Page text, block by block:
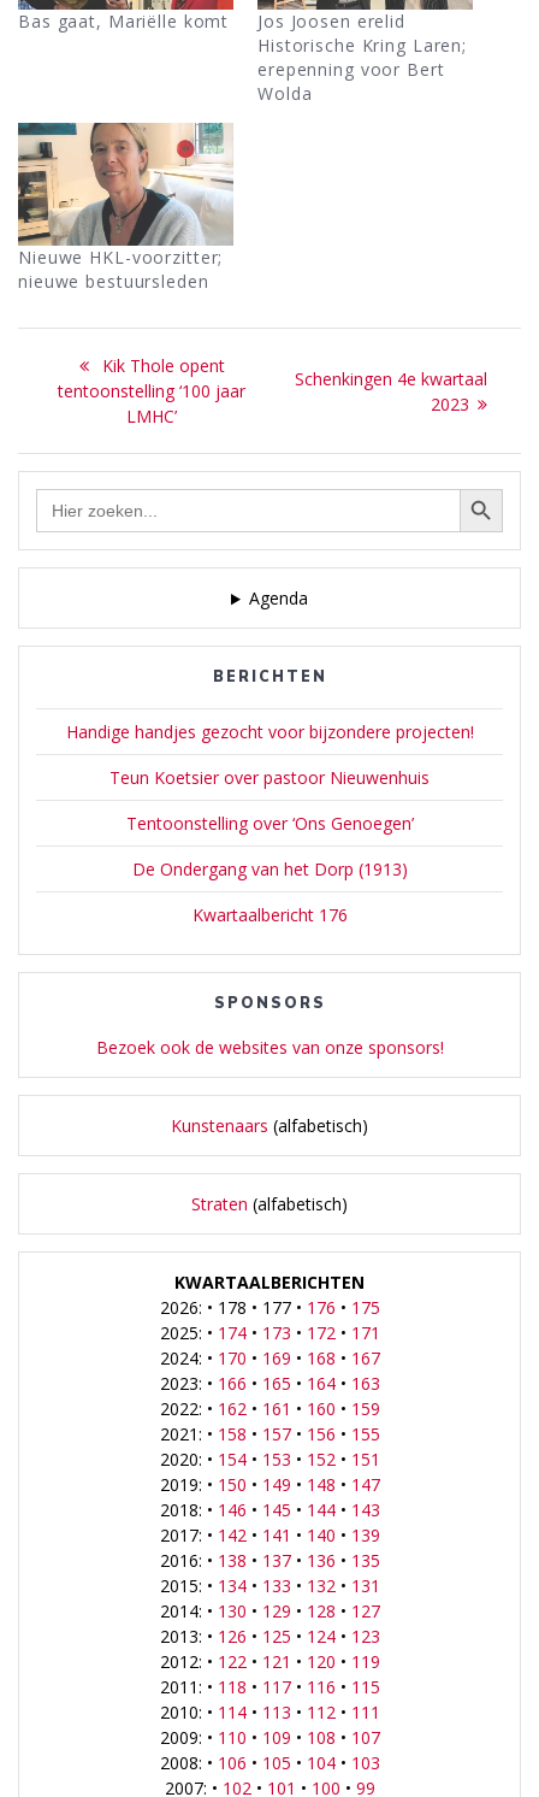
Bas gaat, Mariëlle komt
Jos Joosen erelid
Historische Kring Laren;
erepenning voor Bert
Wolda
Nieuwe HKL-voorzitter;
nieuwe bestuursleden
Bericht
navigatie
Previous
post:
Kik Thole opent
tentoonstelling ‘100 jaar
LMHC’
Next
Schenkingen 4e kwartaal
2023
Zoek Zoekknop
Agenda
BERICHTEN
Handige handjes gezocht voor bijzondere projecten!
Teun Koetsier over pastoor Nieuwenhuis
Tentoonstelling over ‘Ons Genoegen’
De Ondergang van het Dorp (1913)
Kwartaalbericht 176
SPONSORS
Bezoek ook de websites van onze sponsors!
Kunstenaars (alfabetisch)
Straten (alfabetisch)
KWARTAALBERICHTEN
2026: • 178 • 177 • 176 • 175
2025: • 174• 173 • 172• 171
2024: • 170 • 169 • 168 • 167
2023: • 166 • 165 • 164• 163
2022: • 162• 161 • 160 • 159
2021: • 158 • 157• 156 • 155
2020: • 154• 153 • 152• 151
2019: • 150 • 149 • 148 • 147
2018: • 146 • 145 • 144• 143
2017: • 142• 141 • 140 • 139
2016: • 138 • 137• 136 • 135
2015: • 134• 133 • 132• 131
2014: • 130 • 129 • 128 • 127
2013: • 126 • 125 • 124• 123
2012: • 122• 121 • 120 • 119
2011: • 118 • 117• 116 • 115
2010: • 114• 113 • 112• 111
2009: • 110 • 109 • 108 • 107
2008: • 106 • 105 • 104• 103
2007: • 102• 101 • 100 • 99